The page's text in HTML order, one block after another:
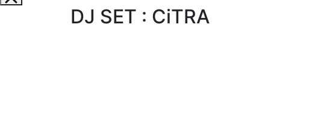
DJ SET : CiTRA